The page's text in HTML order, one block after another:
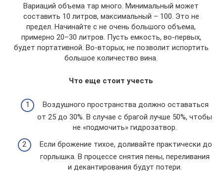
Вариаций объема тар много. Минимальный может
составить 10 литров, максимальный – 100. Это не
предел. Начинайте с не очень большого объема,
примерно 20–30 литров. Пусть емкость, во-первых,
будет портативной. Во-вторых, не позволит испортить
большое количество вина.
Что еще стоит учесть
Воздушного пространства должно оставаться
от 25 до 30%. В случае с брагой лучше 50%, чтобы
не «подмочить» гидрозатвор.
Если брожение тихое, доливайте практически до
горлышка. В процессе снятия пены, переливания
и декантирования будут потери.